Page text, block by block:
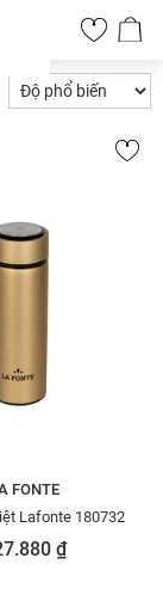
0
FONTE
Lafonte 180732
₫